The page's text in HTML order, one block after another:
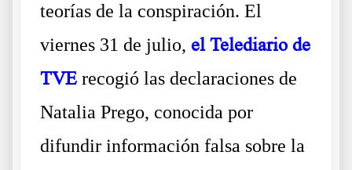
teorías de la conspiración. El
viernes 31 de julio, el Telediario de
TVErecogió las declaraciones de
Natalia Prego, conocida por
difundir información falsa sobre la